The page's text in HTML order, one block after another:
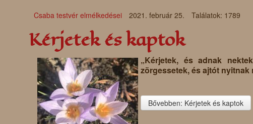
Csaba testvér elmélkedései 2021. február 25. Találatok: 1789
Kérjetek és kaptok
„Kérjetek, és adnak
zörgessetek, és ajtót nyitnak
Bővebben: Kérjetek és kaptok